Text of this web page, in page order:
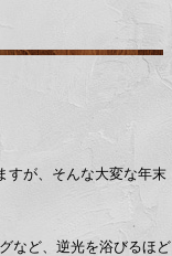
すが、そんな大変な年末
など、逆光を浴びるほど